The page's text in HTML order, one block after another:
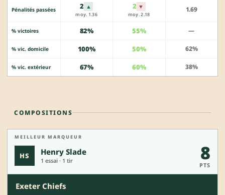
Pénalités passées 2 ▲
moy. 1.36
2 ▼
moy. 2.18
1.69
% victoires 82% 55% —
% vic. domicile 100% 50% 62%
% vic. extérieur 67% 60% 38%
COMPOSITIONS
MEILLEUR MARQUEUR
HS Henry Slade
1 essai · 1 tir 8
PTS
Exeter Chiefs